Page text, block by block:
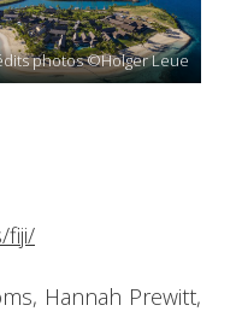
photos ©Holger Leue
fiji/
Hannah Prewitt,